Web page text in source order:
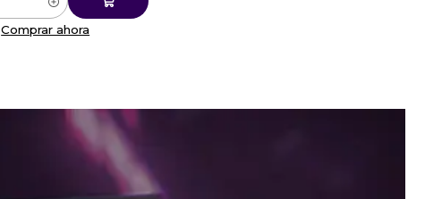
Comprar ahora